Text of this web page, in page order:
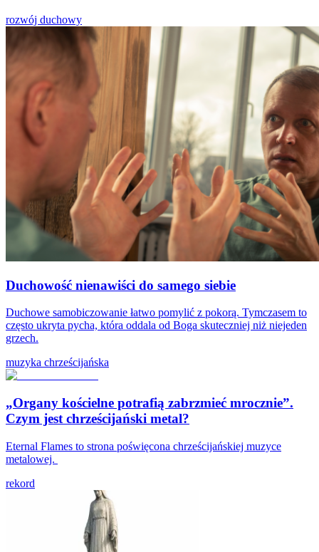
rozwój duchowy
Duchowość nienawiści do samego siebie
Duchowe samobiczowanie łatwo pomylić z pokorą. Tymczasem to
często ukryta pycha, która oddala od Boga skuteczniej niż niejeden
grzech.
muzyka chrześcijańska
„Organy kościelne potrafią zabrzmieć mrocznie”.
Czym jest chrześcijański metal?
Eternal Flames to strona poświęcona chrześcijańskiej muzyce
metalowej.
rekord